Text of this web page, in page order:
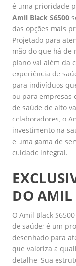
é uma prioridade
Amil Black S6500
das opções mais
Projetado para
mão do que há de
plano vai além da
experiência de
para indivíduos
ou para empresas
de saúde de alto
colaboradores, o
investimento na
e uma gama de
cuidado integral.
DO AMIL
O Amil Black
de saúde; é um
desenhado para
que valoriza a
detalhe. Sua